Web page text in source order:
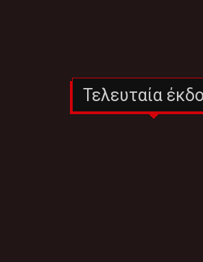
Τελευταία